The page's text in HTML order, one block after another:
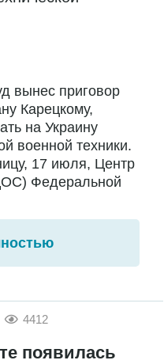
вынес приговор
Карецкому,
на Украину
военной техники.
17 июля, Центр
Федеральной
4412
появилась